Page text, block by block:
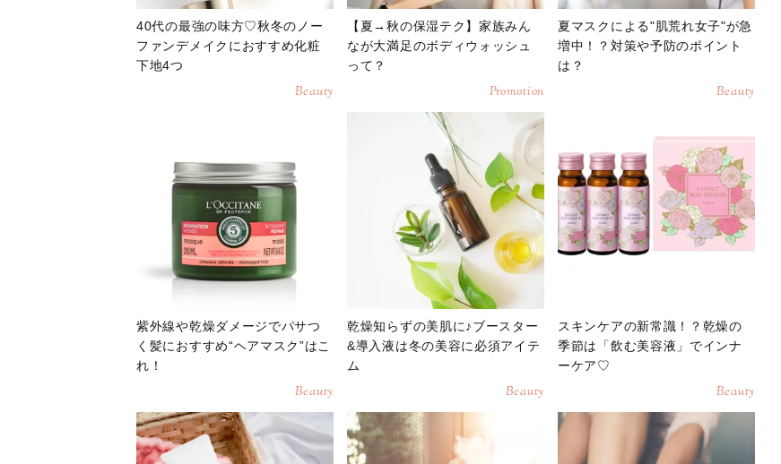
40代の最強の味方♡秋冬のノー
ファンデメイクにおすすめ化粧
下地4つ
Beauty
【夏→秋の保湿テク】家族みん
なが大満足のボディウォッシュ
って？
Promotion
夏マスクによる"肌荒れ女子"が急
増中！？対策や予防のポイント
は？
Beauty
紫外線や乾燥ダメージでパサつ
く髪におすすめ“ヘアマスク”はこ
れ！
Beauty
乾燥知らずの美肌に♪ブースター
&導入液は冬の美容に必須アイテ
ム
Beauty
スキンケアの新常識！？乾燥の
季節は「飲む美容液」でインナ
ーケア♡
Beauty